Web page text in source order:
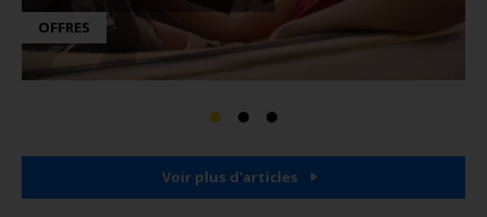
OFFRES
Voir plus d'articles